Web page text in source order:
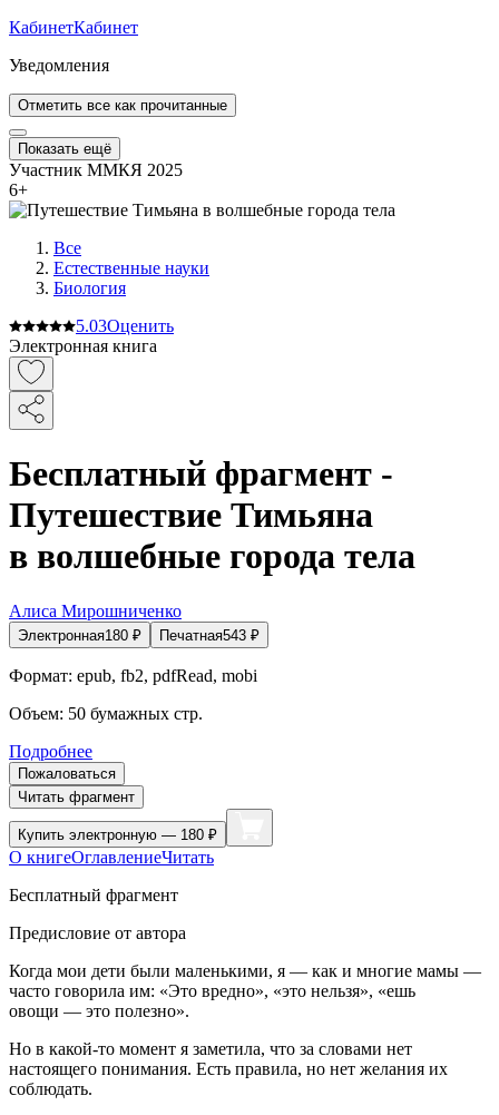
КабинетКабинет
Уведомления
Отметить все как прочитанные
Показать ещё
Участник ММКЯ 2025
6+
Все
Естественные науки
Биология
5.03Оценить
Электронная книга
Бесплатный фрагмент -
Путешествие Тимьяна
в волшебные города тела
Алиса Мирошниченко
Электронная180 ₽ Печатная543 ₽
Формат: epub, fb2, pdfRead, mobi
Объем: 50 бумажных стр.
Подробнее
Пожаловаться
Читать фрагмент
Купить электронную — 180 ₽
О книгеОглавлениеЧитать
Бесплатный фрагмент
Предисловие от автора
Когда мои дети были маленькими, я — как и многие мамы —
часто говорила им: «Это вредно», «это нельзя», «ешь
овощи — это полезно».
Но в какой-то момент я заметила, что за словами нет
настоящего понимания. Есть правила, но нет желания их
соблюдать.